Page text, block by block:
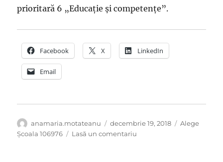
prioritară 6 „Educație și competențe”.
Facebook X LinkedIn
Email
Autor
anamaria.motateanu
Publicat
pe
decembrie 19, 2018 Categorii
Alege
Școala 106976
Lasă un comentariu